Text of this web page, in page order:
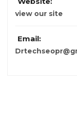
view our site
Email: